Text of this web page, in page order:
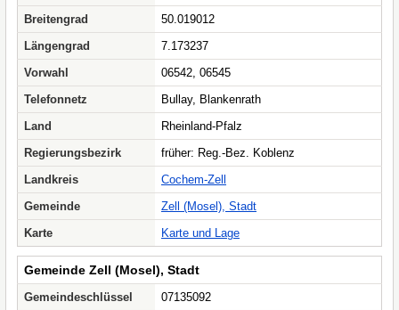
Breitengrad
50.019012
Längengrad
7.173237
Vorwahl
06542, 06545
Telefonnetz
Bullay, Blankenrath
Land
Rheinland-Pfalz
Regierungsbezirk
früher: Reg.-Bez. Koblenz
Landkreis
Cochem-Zell
Gemeinde
Zell (Mosel), Stadt
Karte
Karte und Lage
Gemeinde Zell (Mosel), Stadt
Gemeindeschlüssel
07135092